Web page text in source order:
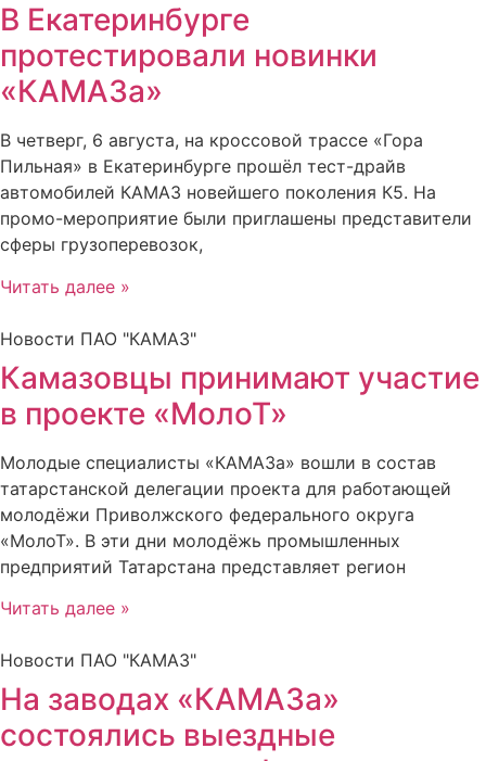
В Екатеринбурге
протестировали новинки
«КАМАЗа»
В четверг, 6 августа, на кроссовой трассе «Гора
Пильная» в Екатеринбурге прошёл тест-драйв
автомобилей КАМАЗ новейшего поколения К5. На
промо-мероприятие были приглашены представители
сферы грузоперевозок,
Читать далее »
Новости ПАО "КАМАЗ"
Камазовцы принимают участие
в проекте «МолоТ»
Молодые специалисты «КАМАЗа» вошли в состав
татарстанской делегации проекта для работающей
молодёжи Приволжского федерального округа
«МолоТ». В эти дни молодёжь промышленных
предприятий Татарстана представляет регион
Читать далее »
Новости ПАО "КАМАЗ"
На заводах «КАМАЗа»
состоялись выездные